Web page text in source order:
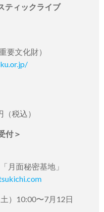
ティックライブ
要⽂化財）
税込）
付＞
月面秘密基地」
）10:00〜7⽉12⽇